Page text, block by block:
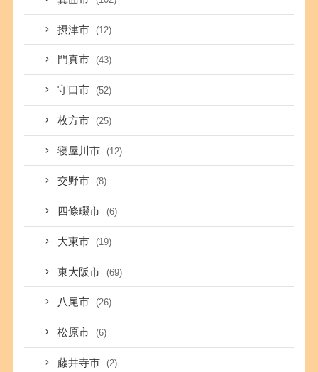
摂津市 (12)
門真市 (43)
守口市 (52)
枚方市 (25)
寝屋川市 (12)
交野市 (8)
四條畷市 (6)
大東市 (19)
東大阪市 (69)
八尾市 (26)
松原市 (6)
藤井寺市 (2)